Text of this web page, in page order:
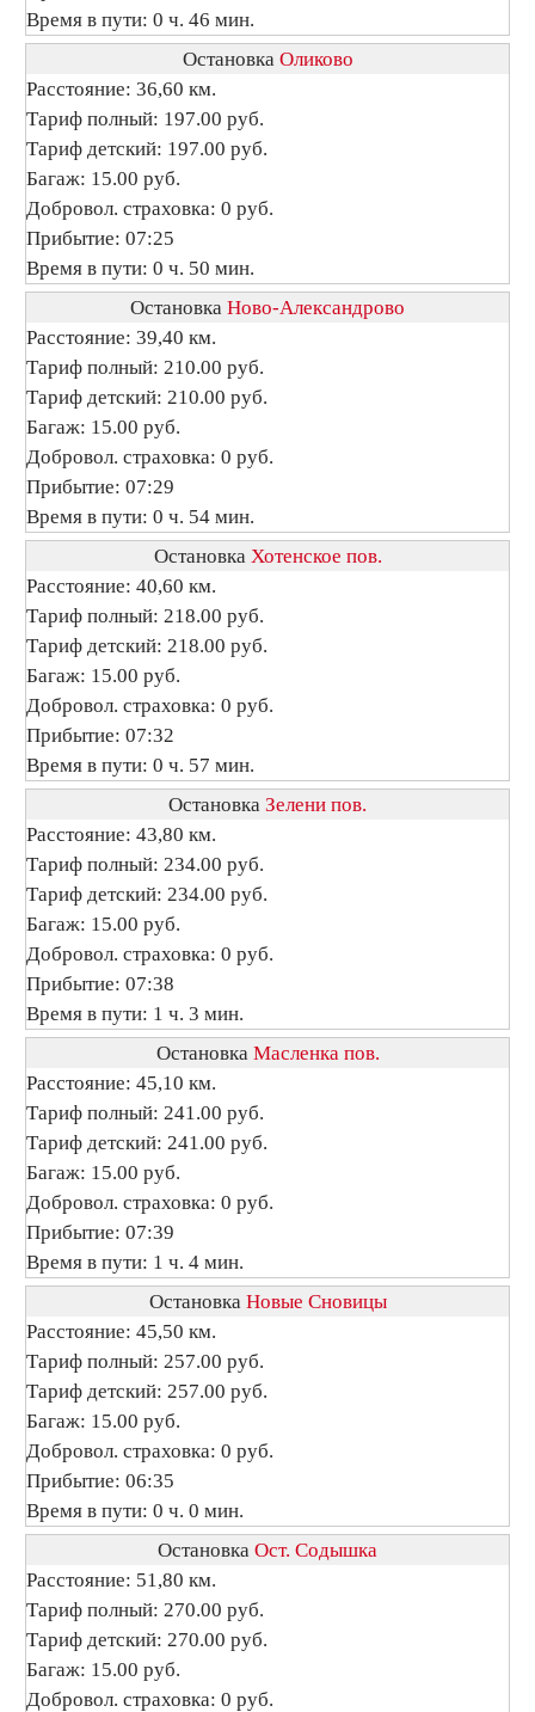
Время в пути: 0 ч. 46 мин.
Остановка Оликово
Расстояние: 36,60 км.
Тариф полный: 197.00 руб.
Тариф детский: 197.00 руб.
Багаж: 15.00 руб.
Добровол. страховка: 0 руб.
Прибытие: 07:25
Время в пути: 0 ч. 50 мин.
Остановка Ново-Александрово
Расстояние: 39,40 км.
Тариф полный: 210.00 руб.
Тариф детский: 210.00 руб.
Багаж: 15.00 руб.
Добровол. страховка: 0 руб.
Прибытие: 07:29
Время в пути: 0 ч. 54 мин.
Остановка Хотенское пов.
Расстояние: 40,60 км.
Тариф полный: 218.00 руб.
Тариф детский: 218.00 руб.
Багаж: 15.00 руб.
Добровол. страховка: 0 руб.
Прибытие: 07:32
Время в пути: 0 ч. 57 мин.
Остановка Зелени пов.
Расстояние: 43,80 км.
Тариф полный: 234.00 руб.
Тариф детский: 234.00 руб.
Багаж: 15.00 руб.
Добровол. страховка: 0 руб.
Прибытие: 07:38
Время в пути: 1 ч. 3 мин.
Остановка Масленка пов.
Расстояние: 45,10 км.
Тариф полный: 241.00 руб.
Тариф детский: 241.00 руб.
Багаж: 15.00 руб.
Добровол. страховка: 0 руб.
Прибытие: 07:39
Время в пути: 1 ч. 4 мин.
Остановка Новые Сновицы
Расстояние: 45,50 км.
Тариф полный: 257.00 руб.
Тариф детский: 257.00 руб.
Багаж: 15.00 руб.
Добровол. страховка: 0 руб.
Прибытие: 06:35
Время в пути: 0 ч. 0 мин.
Остановка Ост. Содышка
Расстояние: 51,80 км.
Тариф полный: 270.00 руб.
Тариф детский: 270.00 руб.
Багаж: 15.00 руб.
Добровол. страховка: 0 руб.